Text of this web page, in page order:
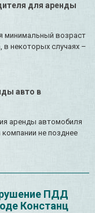
для аренды
минимальный возраст
некоторых случаях –
авто в
аренды автомобиля
не позднее
ПДД
Констанц